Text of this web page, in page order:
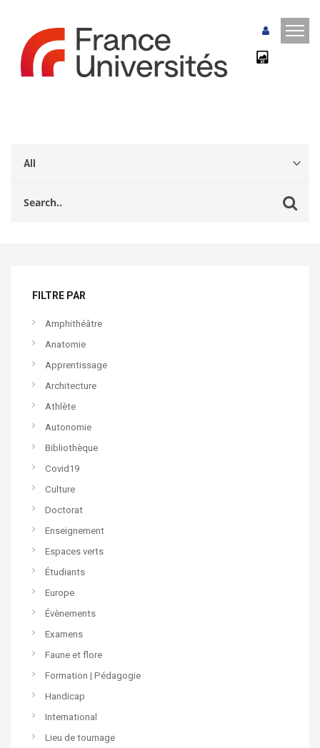
FILTRE PAR
Amphithéâtre
Anatomie
Apprentissage
Architecture
Athlète
Autonomie
Bibliothèque
Covid19
Culture
Doctorat
Enseignement
Espaces verts
Étudiants
Europe
Évènements
Examens
Faune et flore
Formation | Pédagogie
Handicap
International
Lieu de tournage